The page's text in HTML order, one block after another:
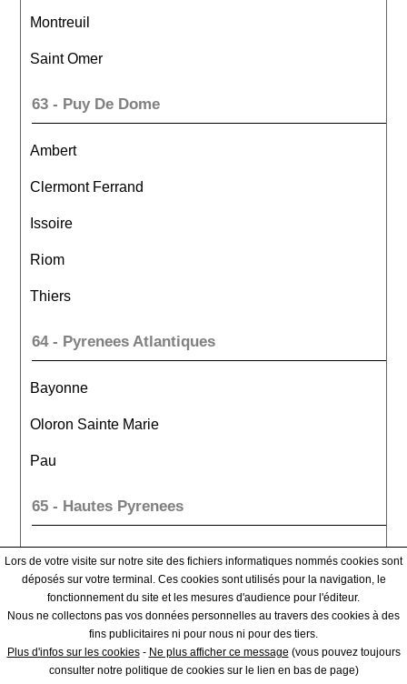
Montreuil
Saint Omer
63 - Puy De Dome
Ambert
Clermont Ferrand
Issoire
Riom
Thiers
64 - Pyrenees Atlantiques
Bayonne
Oloron Sainte Marie
Pau
65 - Hautes Pyrenees
Argeles Gazost
Bagneres De Bigorre
66 - Pyrenees Orientales
Lors de votre visite sur notre site des fichiers informatiques nommés cookies sont
déposés sur votre terminal. Ces cookies sont utilisés pour la navigation, le
fonctionnement du site et les mesures d'audience pour l'éditeur.
Nous ne collectons pas vos données personnelles au travers des cookies à des
fins publicitaires ni pour nous ni pour des tiers.
Plus d'infos sur les cookies- Ne plus afficher ce message (vous pouvez toujours
consulter notre politique de cookies sur le lien en bas de page)